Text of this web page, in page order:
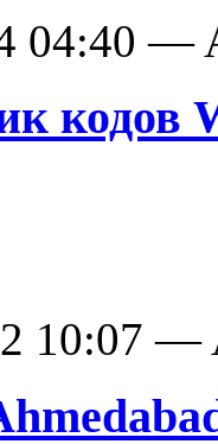
04:40 —
кодов
10:07 —